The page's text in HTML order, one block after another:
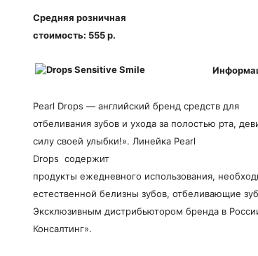
Средняя розничная
стоимость: 555 р.
Pearl Drops — английский бренд средств для
отбеливания зубов и ухода за полостью рта,
силу своей улыбки!». Линейка Pearl
Drops содержит
продукты ежедневного использования,
естественной белизны зубов, отбеливающие
Эксклюзивным дистрибьютором бренда в
Консалтинг».